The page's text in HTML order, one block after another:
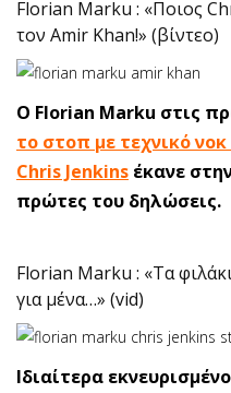
Florian Marku : «Ποιος
τον Amir Khan!» (βίντεο)
Ο Florian Marku στις
το στοπ με τεχνικό
Chris Jenkins έκανε
πρώτες του δηλώσεις.
Florian Marku : «Τα
για μένα…» (vid)
Ιδιαίτερα